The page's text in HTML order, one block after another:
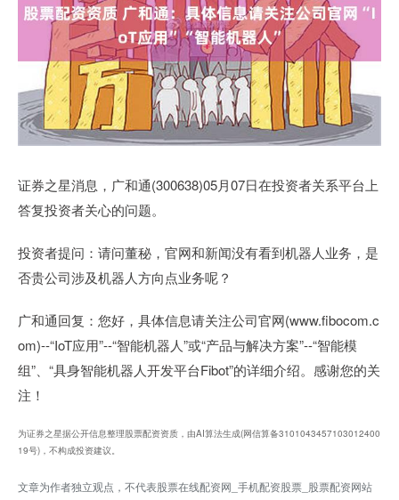
证券之星消息，广和通(300638)05月07日在投资者关系平台上
答复投资者关心的问题。
投资者提问：请问董秘，官网和新闻没有看到机器人业务，是
否贵公司涉及机器人方向点业务呢？
广和通回复：您好，具体信息请关注公司官网(www.fibocom.c
om)--“IoT应用”--“智能机器人”或“产品与解决方案”--“智能模
组”、“具身智能机器人开发平台Fibot”的详细介绍。感谢您的关
注！
为证券之星据公开信息整理股票配资资质，由AI算法生成(网信算备3101043457103012400
19号)，不构成投资建议。
文章为作者独立观点，不代表股票在线配资网_手机配资股票_股票配资网站